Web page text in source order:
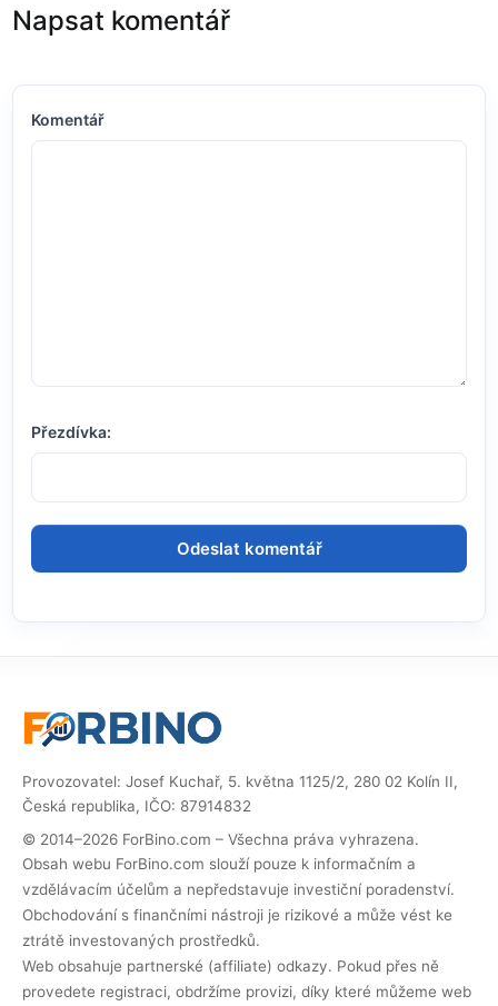
Napsat komentář
Komentář
Přezdívka:
Provozovatel: Josef Kuchař, 5. května 1125/2, 280 02 Kolín II,
Česká republika, IČO: 87914832
© 2014–2026 ForBino.com – Všechna práva vyhrazena.
Obsah webu ForBino.com slouží pouze k informačním a
vzdělávacím účelům a nepředstavuje investiční poradenství.
Obchodování s finančními nástroji je rizikové a může vést ke
ztrátě investovaných prostředků.
Web obsahuje partnerské (affiliate) odkazy. Pokud přes ně
provedete registraci, obdržíme provizi, díky které můžeme web